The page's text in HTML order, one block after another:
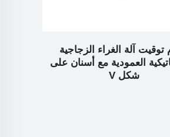
أحزمة آلة قطع الزجاج